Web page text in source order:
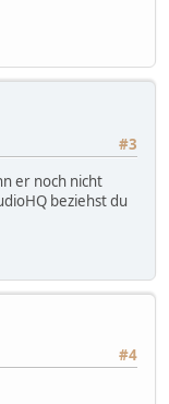
#3
er noch nicht
beziehst du
#4